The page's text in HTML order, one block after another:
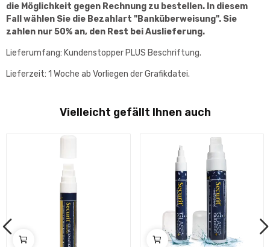
die Möglichkeit gegen Rechnung zu bestellen. In diesem
Fall wählen Sie die Bezahlart "Banküberweisung". Sie
zahlen nur 50% an, den Rest bei Auslieferung.
Lieferumfang: Kundenstopper PLUS Beschriftung.
Lieferzeit: 1 Woche ab Vorliegen der Grafikdatei.
Vielleicht gefällt Ihnen auch